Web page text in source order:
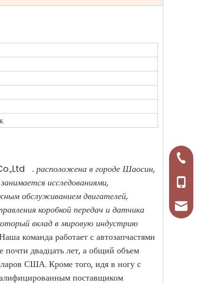
. расположена в городе Шаосин,
исследованиями,
обслуживанием двигателей,
коробкой передач и датчика
вклад в мировую индустрию
команда работает с автозапчастями
почти двадцать лет, а общий объем
США. Кроме того, идя в ногу с
поставщиком
+86-